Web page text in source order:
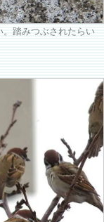
。踏みつぶされたらい